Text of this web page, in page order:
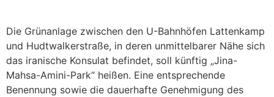
Die Grünanlage zwischen den U-Bahnhöfen Lattenkamp
und Hudtwalkerstraße, in deren unmittelbarer Nähe sich
das iranische Konsulat befindet, soll künftig „Jina-
Mahsa-Amini-Park“ heißen. Eine entsprechende
Benennung sowie die dauerhafte Genehmigung des